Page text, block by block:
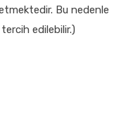
Bu nedenle
edilebilir.)